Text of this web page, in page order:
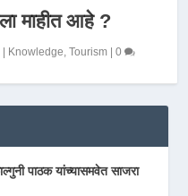
माहीत आहे ?
Knowledge,Tourism |0
पाठक यांच्यासमवेत साजरा